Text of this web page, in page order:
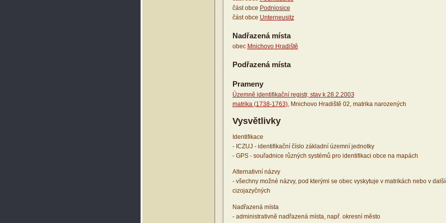
část obce Podniosice
část obce Unterneusitz
Nadřazená místa
obec Mnichovo Hradiště
Podřazená místa
Prameny
Územně identifikační registr, stav k 28.2.2003
matrika (1738-1763), Mnichovo Hradiště 02, matrika narozených
Vysvětlivky
Identifikace
- ICZUJ - identifikační číslo základní územní jednotky
- GPS - souřadnice různých systémů pro identifikaci obce na mapách
Alternativní názvy
- všechny možné názvy, pod kterými se obec vyskytuje v matrikách nebo v
cizojazyčných
Nadřazená místa
- administrativně nadřazená místa, např. okresní město